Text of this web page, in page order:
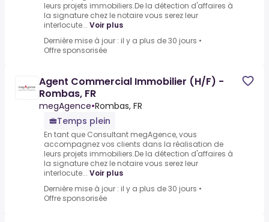
leurs projets immobiliers.De la détection d'affaires à
la signature chez le notaire vous serez leur
interlocute... Voir plus
Dernière mise à jour : il y a plus de 30 jours •
Offre sponsorisée
Agent Commercial Immobilier (H/F) -
Rombas, FR
megAgence•Rombas, FR
Temps plein
En tant que Consultant megAgence, vous
accompagnez vos clients dans la réalisation de
leurs projets immobiliers.De la détection d'affaires à
la signature chez le notaire vous serez leur
interlocute... Voir plus
Dernière mise à jour : il y a plus de 30 jours •
Offre sponsorisée